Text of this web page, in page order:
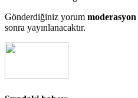
Gönderdiğiniz yorum moderasyon
sonra yayınlanacaktır.